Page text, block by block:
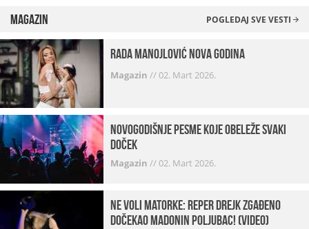
Magazin POGLEDAJ SVE VESTI
Rada Manojlović Nova godina
Magazin //02. Mart 2026.
Novogodišnje pesme koje obeleže svaki
Doček
Magazin //02. Mart 2026.
Ne voli matorke: Reper Drejk zgađeno
dočekao Madonin poljubac! (VIDEO)